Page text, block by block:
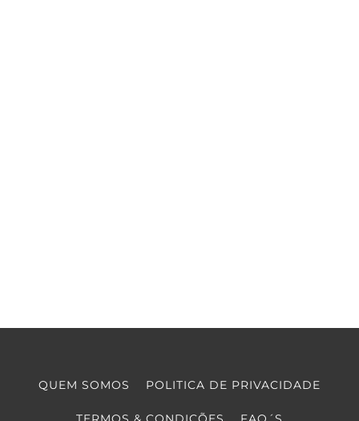
QUEM SOMOS POLITICA DE PRIVACIDADE